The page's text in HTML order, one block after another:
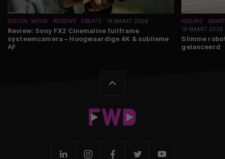
DIGITAL MOVIE REVIEWS CREATE 18 MAART 2026
Review: Sony FX2 Cinemaline fullframe
systeemcamera – Hoogwaardige 4K & sublieme
AF
NIEUWS
19 MAART 2026
Slimme
gelanceerd